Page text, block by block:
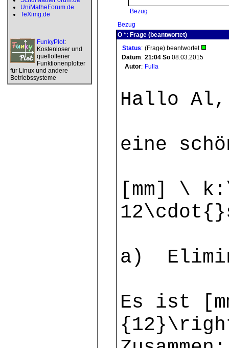
UniMatheForum.de
TeXimg.de
FunkyPlot:
Kostenloser und
quelloffener
Funktionenplotter
für Linux und andere
Betriebssysteme
Bezug
Bezug
O *: Frage (beantwortet)
Status: (Frage) beantwortet
Datum: 21:04 So 08.03.2015
Autor: Fulla
Hallo Al,
eine
[mm] \
a)
Es ist